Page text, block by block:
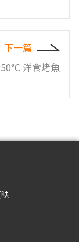
下一篇
洋食烤魚